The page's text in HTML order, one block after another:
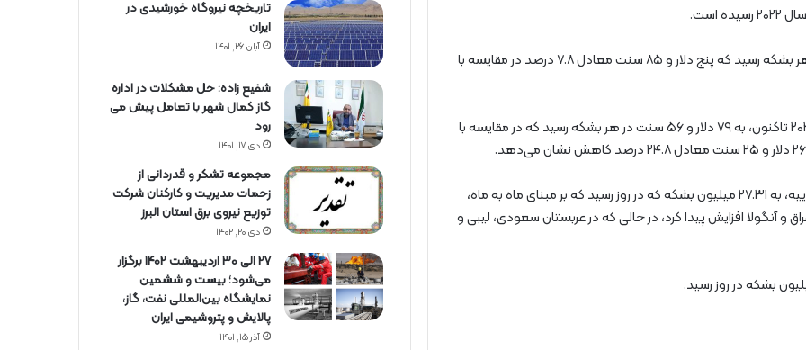
ارزش سبد نفتی اوپک در ژوییه، به ۸۱ دلار و شش سنت در هر بشکه رسید که پنج دلار و ۸۵ سنت معادل ۷.۸ درصد در مقایسه با
با این حال، میانگین ارزش سبد نفتی اوپک از ابتدای سال ۲۰۲۳ تاکنون، به ۷۹ دلار و ۵۶ سنت در هر بشکه رسید که در مقایسه با
طبق آمار منابع ثانویه اوپک، مجموع تولید نفت اوپک در ژوییه، به ۲۷.۳۱ میلیون بشکه که در روز رسید که بر مبنای ماه به ماه،
و آنگولا افزایش پیدا کرد، در حالی که در عربستان سعودی، لیبی و
تاریخچه نیروگاه خورشیدی در
ایران
آبان ۲۶, ۱۴۰۱
شفیع زاده: حل مشکلات در اداره
گاز کمال شهر با تعامل پیش می
رود
دی ۱۷, ۱۴۰۱
مجموعه تشکر و قدردانی از
زحمات مدیریت و کارکنان شرکت
توزیع نیروی برق استان البرز
دی ۲۰, ۱۴۰۲
27 الی 30 اردیبهشت 1402 برگزار
می‌شود؛ بیست و ششمین
نمایشگاه بین‌المللی نفت، گاز،
پالایش و پتروشیمی ایران
آذر ۱۵, ۱۴۰۱